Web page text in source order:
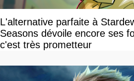
L'alternative parfaite à
Seasons dévoile encore ses
c'est très prometteur